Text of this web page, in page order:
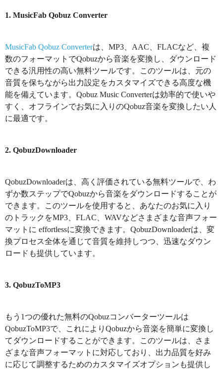
1. MusicFab Qobuz Converter
MusicFab Qobuz Converterは、MP3、AAC、FLACなど、複
数のフォーマットでQobuzから音楽を変換し、ダウンロード
できる汎用性の高い無料ツールです。このツールは、元の
音質を保ちながら出力設定をカスタマイズできる高度な機
能を備えています。Qobuz Music Converterは効率的で使いや
すく、オフラインでお気に入りのQobuz音楽を変換したい人
に最適です。
2. QobuzDownloader
QobuzDownloaderは、高く評価されている無料ツールで、わ
ずか数ステップでQobuzから音楽をダウンロードすることが
できます。このツールを使用すると、あなたのお気に入り
のトラックをMP3、FLAC、WAVなどさまざまな音声フォー
マットに effortlessに変換できます。QobuzDownloaderは、変
換プロセス全体を通じて音質を維持しつつ、迅速なダウン
ロードも提供しています。
3. QobuzToMP3
もう1つの優れた無料のQobuzコンバーターツールは
QobuzToMP3で、これによりQobuzから音楽を簡単に変換し
てダウンロードすることができます。このツールは、さま
ざまな音声フォーマットに対応しており、出力品質を好み
に応じて調整するためのカスタマイズオプションも提供し